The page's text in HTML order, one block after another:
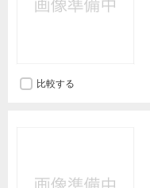
比較する